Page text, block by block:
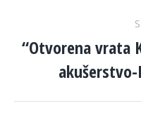
“Otvorena vrata